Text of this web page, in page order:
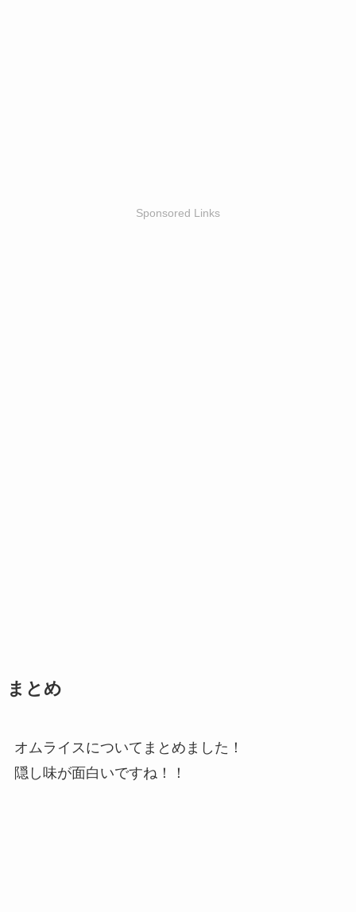
Sponsored Links
まとめ
オムライスについてまとめました！
隠し味が面白いですね！！